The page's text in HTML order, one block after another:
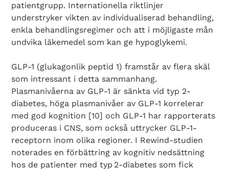
patientgrupp. Internationella riktlinjer
understryker vikten av individualiserad behandling,
enkla behandlingsregimer och att i möjligaste mån
undvika läkemedel som kan ge hypoglykemi.
GLP-1 (glukagonlik peptid 1) framstår av flera skäl
som intressant i detta sammanhang.
Plasmanivåerna av GLP-1 är sänkta vid typ 2-
diabetes, höga plasmanivåer av GLP-1 korrelerar
med god kognition [10] och GLP-1 har rapporterats
produceras i CNS, som också uttrycker GLP-1-
receptorn inom olika regioner. I Rewind-studien
noterades en förbättring av kognitiv nedsättning
hos de patienter med typ 2-­diabetes som fick